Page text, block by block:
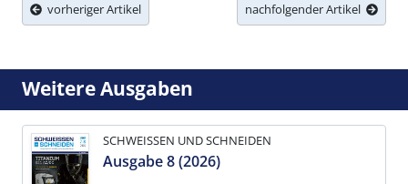
vorheriger Artikel nachfolgender Artikel
Weitere Ausgaben
SCHWEISSEN UND SCHNEIDEN
Ausgabe 8 (2026)